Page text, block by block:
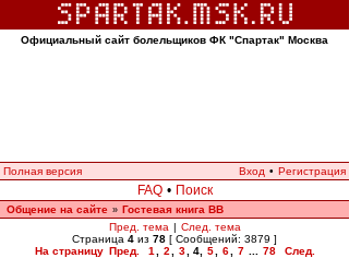
Официальный сайт болельщиков ФК "Спартак" Москва
Полная версия Вход • Регистрация
FAQ • Поиск
Общение на сайте » Гостевая книга ВВ
Пред. тема | След. тема
Страница 4 из 78 [ Сообщений: 3879 ]
На страницу Пред. 1 2 3 4, 5 6 7 78
След.